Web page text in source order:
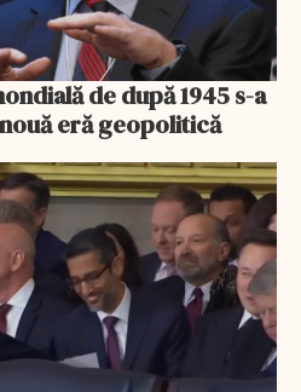
de după 1945 s-a
eră geopolitică